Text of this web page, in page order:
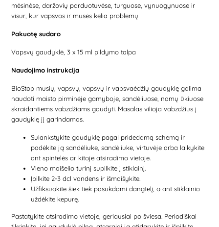
mėsinėse, daržovių parduotuvėse, turguose, vynuogynuose ir
visur, kur vapsvos ir musės kelia problemų
Pakuotę sudaro
Vapsvų gaudyklė, 3 x 15 ml pildymo talpa
Naudojimo instrukcija
BioStop musių, vapsvų, vapsvų ir vapsvaėdžių gaudyklę galima
naudoti maisto pirminėje gamyboje, sandėliuose, namų ūkiuose
skraidantiems vabzdžiams gaudyti. Masalas vilioja vabzdžius į
gaudyklę jį garindamas.
Sulankstykite gaudyklę pagal pridedamą schemą ir
padėkite ją sandėliuke, sandėliuke, virtuvėje arba laikykite
ant spintelės ar kitoje atsiradimo vietoje.
Vieno maišelio turinį supilkite į stiklainį.
Įpilkite 2-3 dcl vandens ir išmaišykite.
Užfiksuokite šiek tiek pasukdami dangtelį, o ant stiklainio
uždėkite kepurę.
Pastatykite atsiradimo vietoje, geriausiai po šviesa. Periodiškai